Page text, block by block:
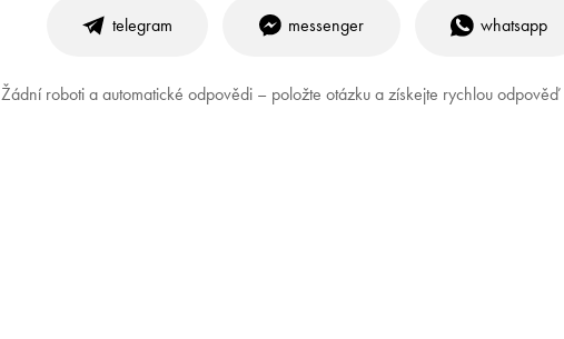
telegram messenger whatsapp
Žádní roboti a automatické odpovědi – položte otázku a získejte rychlou